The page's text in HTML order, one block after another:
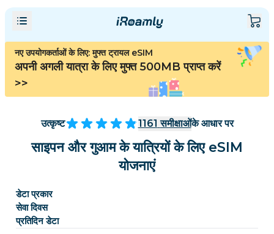
नए उपयोगकर्ताओं के लिए: मुफ्त ट्रायल eSIM
अपनी अगली यात्रा के लिए मुफ्त 500MB प्राप्त करें
>>
उत्कृष्ट 1161 समीक्षाओंके आधार पर
साइपन और गुआम के यात्रियों के लिए eSIM
योजनाएं
डेटा प्रकार
सेवा दिवस
प्रतिदिन डेटा